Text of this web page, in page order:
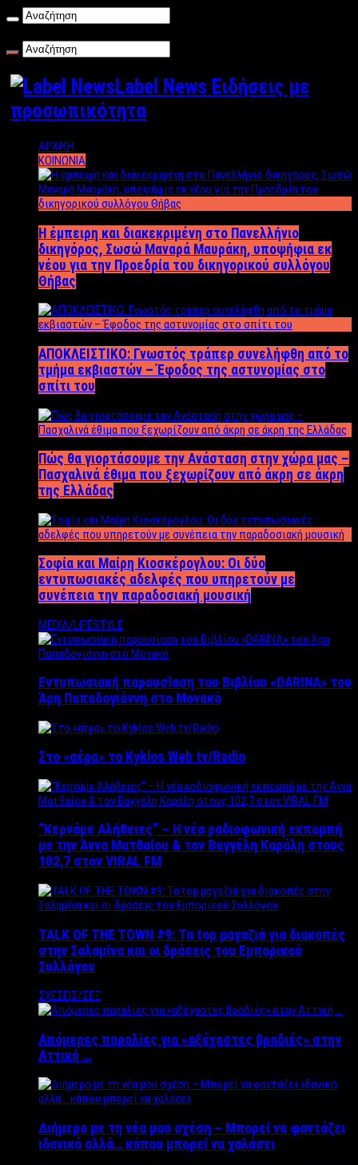
Label News Ειδήσεις με
προσωπικότητα
ΑΡΧΙΚΗ
ΚΟΙΝΩΝΙΑ
Η έμπειρη και διακεκριμένη στο Πανελλήνιο
δικηγόρος, Σωσώ Μαναρά Μαυράκη, υποψήφια εκ
νέου για την Προεδρία του δικηγορικού συλλόγου
Θήβας
ΑΠΟΚΛΕΙΣΤΙΚΟ: Γνωστός τράπερ συνελήφθη από το
τμήμα εκβιαστών – Έφοδος της αστυνομίας στο
σπίτι του
Πώς θα γιορτάσουμε την Ανάσταση στην χώρα μας –
Πασχαλινά έθιμα που ξεχωρίζουν από άκρη σε άκρη
της Ελλάδας
Σοφία και Μαίρη Κιοσκέρογλου: Οι δύο
εντυπωσιακές αδελφές που υπηρετούν με
συνέπεια την παραδοσιακή μουσική
MEDIA/LIFESTYLE
Εντυπωσιακή παρουσίαση του Βιβλίου «DARINA» του
Άρη Παπαδογιάννη στο Μονακό
Στο «αέρα» το Kyklos Web tv/Radio
“Kερνάμε Αλήθειες” – Η νέα ραδιοφωνική εκπομπή
με την Άννα Ματθαίου & τον Βαγγέλη Καράλη στους
102,7 στον VIRAL FM
TALK OF THE TOWN #9: Τα top μαγαζιά για διακοπές
στην Σαλαμίνα και οι δράσεις του Εμπορικού
Συλλόγου
ΣΧΕΣΕΙΣ/ΣΕΞ
Απόμερες παραλίες για «αξέχαστες βραδιές» στην
Αττική …
Διήμερο με τη νέα μου σχέση – Μπορεί να φαντάζει
ιδανικό αλλά… κάπου μπορεί να χαλάσει